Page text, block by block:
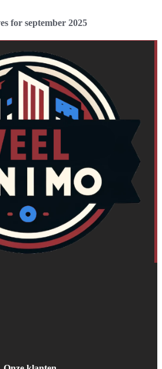
for september 2025